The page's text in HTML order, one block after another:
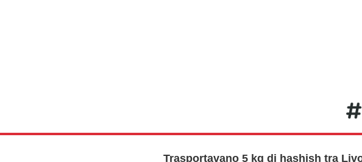
Trasportavano 5 kg di hashish tra